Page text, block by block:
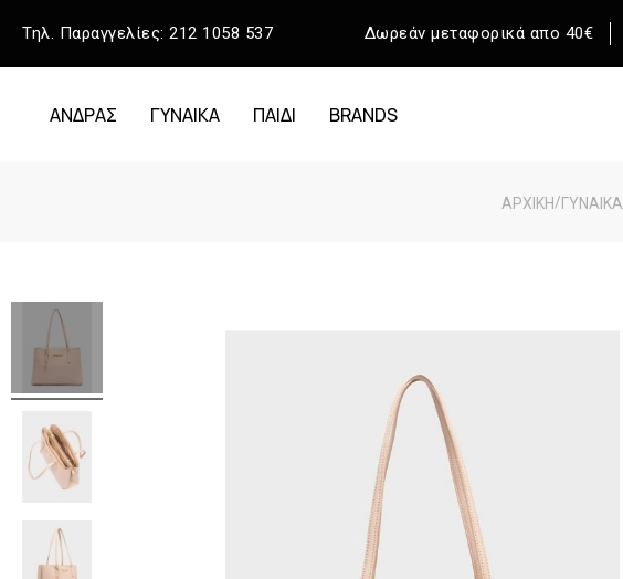
Τηλ. Παραγγελίες: 212 1058 537 Δωρεάν μεταφορικά απο 40€
ΑΝΔΡΑΣ ΓΥΝΑΙΚΑ ΠΑΙΔΙ BRANDS
ΑΡΧΙΚΉ/ΓΥΝΑΙΚΑ